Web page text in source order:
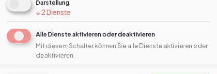
23. Dezember 2020
Darstellung
↓2Dienste
Alle Dienste aktivieren oder deaktivieren
Mit diesem Schalter können Sie alle Dienste aktivieren oder
deaktivieren.